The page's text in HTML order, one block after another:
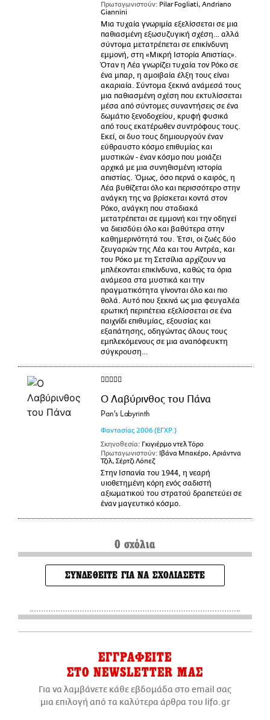
Πρωταγωνιστούν: Pilar Fogliati, Andriano
Giannini
Μια τυχαία γνωριμία εξελίσσεται σε μια
παθιασμένη εξωσυζυγική σχέση… αλλά
σύντομα μετατρέπεται σε επικίνδυνη
εμμονή, στη «Μικρή Ιστορία Απιστίας».
Όταν η Λέα γνωρίζει τυχαία τον Ρόκο σε
ένα μπαρ, η αμοιβαία έλξη τους είναι
ακαριαία. Σύντομα ξεκινά ανάμεσά τους
μια παθιασμένη σχέση που εκτυλίσσεται
μέσα από σύντομες συναντήσεις σε ένα
δωμάτιο ξενοδοχείου, κρυφή φυσικά
από τους εκατέρωθεν συντρόφους τους.
Εκεί, οι δυο τους δημιουργούν έναν
εύθραυστο κόσμο επιθυμίας και
μυστικών - έναν κόσμο που μοιάζει
αρχικά με μια συνηθισμένη ιστορία
απιστίας. Όμως, όσο περνά ο καιρός, η
Λέα βυθίζεται όλο και περισσότερο στην
ανάγκη της να βρίσκεται κοντά στον
Ρόκο, ανάγκη που σταδιακά
μετατρέπεται σε εμμονή και την οδηγεί
να διεισδύει όλο και βαθύτερα στην
καθημερινότητά του. Έτσι, οι ζωές δύο
ζευγαριών της Λέα και του Αντρέα, και
του Ρόκο με τη Σετσίλια αρχίζουν να
μπλέκονται επικίνδυνα, καθώς τα όρια
ανάμεσα στα μυστικά και την
πραγματικότητα γίνονται όλο και πιο
θολά. Αυτό που ξεκινά ως μια φευγαλέα
ερωτική περιπέτεια εξελίσσεται σε ένα
παιχνίδι επιθυμίας, εξουσίας και
εξαπάτησης, οδηγώντας όλους τους
εμπλεκόμενους σε μια αναπόφευκτη
σύγκρουση…
Ο Λαβύρινθος του Πάνα
Pan's Labyrinth
Φαντασίας 2006 (ΕΓΧΡ.)
Σκηνοθεσία: Γκιγιέρμο ντελ Τόρο
Πρωταγωνιστούν: Ιβάνα Μπακέρο, Αριάντνα
Τζιλ, Σέρτζι Λόπεζ
Στην Ισπανία του 1944, η νεαρή
υιοθετημένη κόρη ενός σαδιστή
αξιωματικού του στρατού δραπετεύει σε
έναν μαγευτικό κόσμο.
0 σχόλια
ΣΥΝΔΕΘΕΙΤΕ ΓΙΑ ΝΑ ΣΧΟΛΙΑΣΕΤΕ
ΕΓΓΡΑΦΕΙΤΕ
ΣΤΟ NEWSLETTER ΜΑΣ
Για να λαμβάνετε κάθε εβδομάδα στο email σας
μια επιλογή από τα καλύτερα άρθρα του lifo.gr